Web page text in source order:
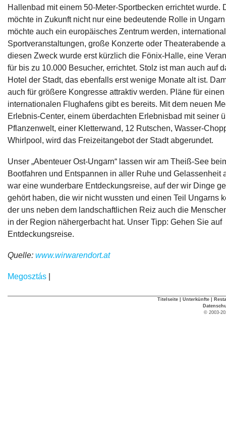
Hallenbad mit einem 50-Meter-Sportbecken errichtet wurde.
möchte in Zukunft nicht nur eine bedeutende Rolle in
möchte auch ein europäisches Zentrum werden,
Sportveranstaltungen, große Konzerte oder Theaterabende
diesen Zweck wurde erst kürzlich die Fönix-Halle, eine
für bis zu 10.000 Besucher, errichtet. Stolz ist man auch auf
Hotel der Stadt, das ebenfalls erst wenige Monate alt ist.
auch für größere Kongresse attraktiv werden. Pläne für
internationalen Flughafens gibt es bereits. Mit dem neuen
Erlebnis-Center, einem überdachten Erlebnisbad mit seiner
Pflanzenwelt, einer Kletterwand, 12 Rutschen, Wasser-
Whirlpool, wird das Freizeitangebot der Stadt abgerundet.
Unser „Abenteuer Ost-Ungarn“ lassen wir am Theiß-See
Bootfahren und Entspannen in aller Ruhe und Gelassenheit
war eine wunderbare Entdeckungsreise, auf der wir Dinge
gehört haben, die wir nicht wussten und einen Teil Ungarns
der uns neben dem landschaftlichen Reiz auch die
in der Region nähergerbacht hat. Unser Tipp: Gehen Sie auf
Entdeckungsreise.
Quelle: www.wirwarendort.at
Megosztás |
Titelseite Unterkünfte
© 2003-